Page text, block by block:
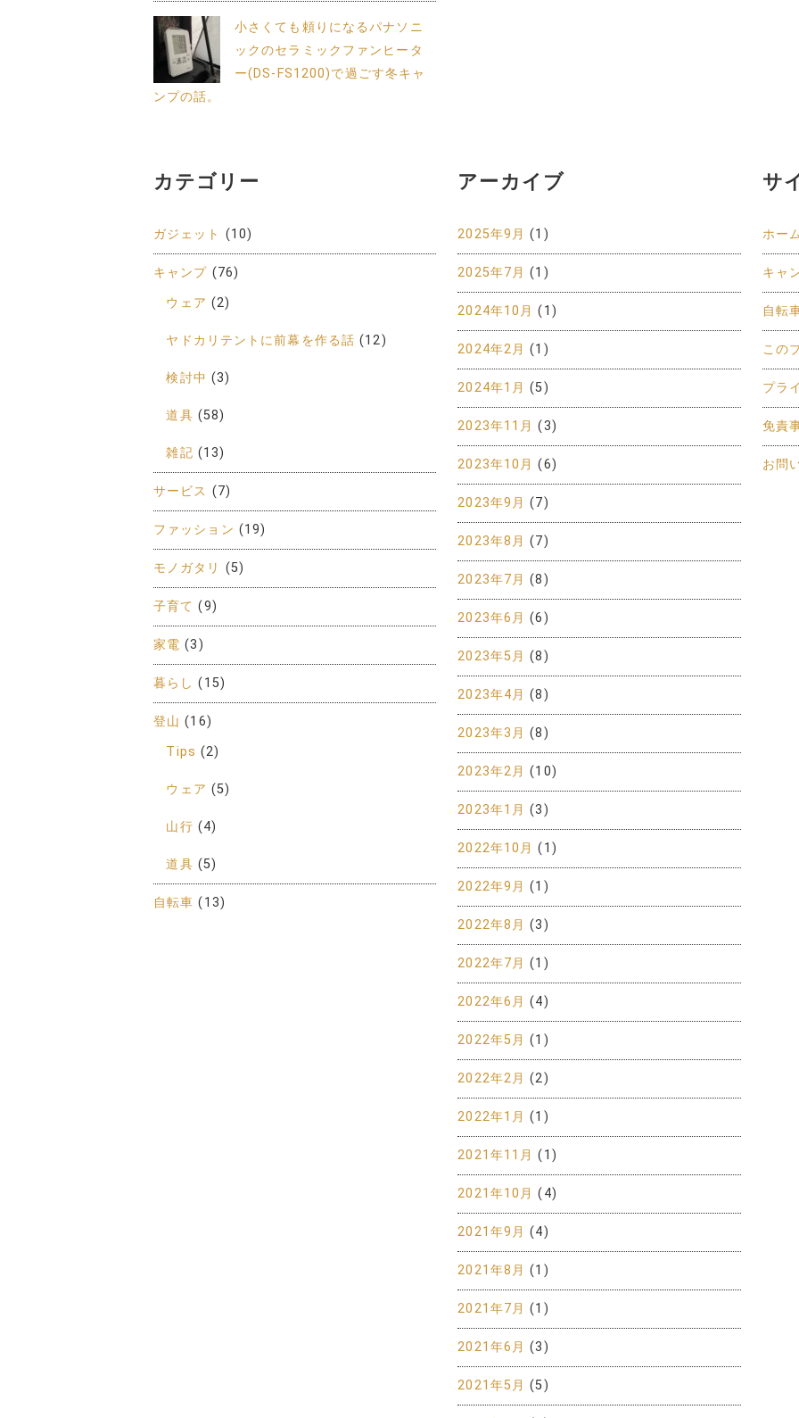
小さくても頼りになるパナソニ
ックのセラミックファンヒータ
ー(DS-FS1200)で過ごす冬キャ
ンプの話。
カテゴリー
ガジェット (10)
キャンプ (76)
ウェア (2)
ヤドカリテントに前幕を作る話 (12)
検討中 (3)
道具 (58)
雑記 (13)
サービス (7)
ファッション (19)
モノガタリ (5)
子育て (9)
家電 (3)
暮らし (15)
登山 (16)
Tips (2)
ウェア (5)
山行 (4)
道具 (5)
自転車 (13)
アーカイブ
2025年9月 (1)
2025年7月 (1)
2024年10月 (1)
2024年2月 (1)
2024年1月 (5)
2023年11月 (3)
2023年10月 (6)
2023年9月 (7)
2023年8月 (7)
2023年7月 (8)
2023年6月 (6)
2023年5月 (8)
2023年4月 (8)
2023年3月 (8)
2023年2月 (10)
2023年1月 (3)
2022年10月 (1)
2022年9月 (1)
2022年8月 (3)
2022年7月 (1)
2022年6月 (4)
2022年5月 (1)
2022年2月 (2)
2022年1月 (1)
2021年11月 (1)
2021年10月 (4)
2021年9月 (4)
2021年8月 (1)
2021年7月 (1)
2021年6月 (3)
2021年5月 (5)
サ
ホー
キャ
自転
この
プラ
免責
お問